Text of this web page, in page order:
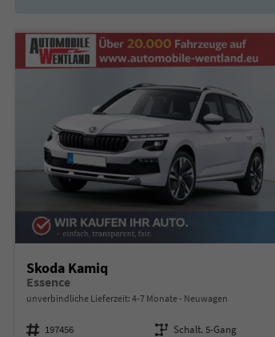
Skoda Kamiq
Essence
unverbindliche Lieferzeit: 4-7 Monate Neuwagen
Fahrzeugnummer 197456 Getriebe Schalt. 5-Gang